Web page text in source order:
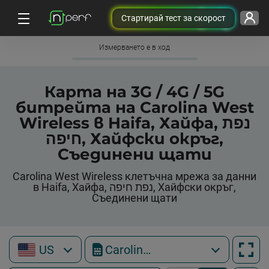
Cтартирай тест за скорост
Измерването е в ход
Карта на 3G / 4G / 5G
битрейта на Carolina West
Wireless в Haifa, Хайфа, נפת
חיפה, Хайфски окръг,
Съединени щати
Carolina West Wireless клетъчна мрежа за данни
в Haifa, Хайфа, נפת חיפה, Хайфски окръг,
Съединени щати
US Carolina West Wireless